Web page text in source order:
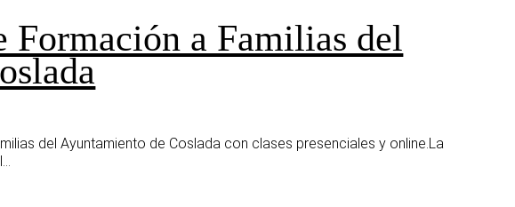
Formación a Familias del
del Ayuntamiento de Coslada con clases presenciales y online.La